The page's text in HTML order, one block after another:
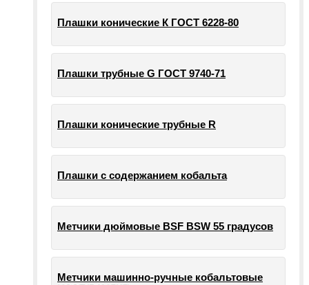
Плашки конические К ГОСТ 6228-80
Плашки трубные G ГОСТ 9740-71
Плашки конические трубные R
Плашки с содержанием кобальта
Метчики дюймовые BSF BSW 55 градусов
Метчики машинно-ручные кобальтовые